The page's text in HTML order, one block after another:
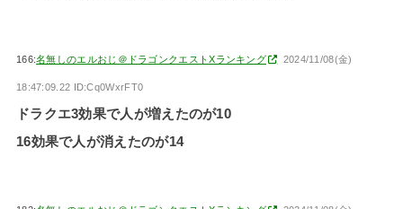
166:名無しのエルおじ＠ドラゴンクエストXランキング 2024/11/08(金)
18:47:09.22 ID:Cq0WxrFT0
ドラクエ3効果で人が増えたのが10
16効果で人が消えたのが14